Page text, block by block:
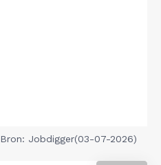
Bron: Jobdigger(03-07-2026)